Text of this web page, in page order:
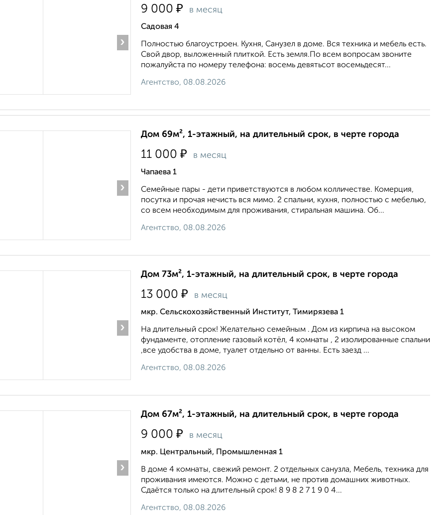
›
9 000 ₽ в месяц
Садовая 4
Полностью благоустроен. Кухня, Санузел в доме. Вся техника и мебель есть.
Свой двор, выложенный плиткой. Есть земля.По всем вопросам звоните
пожалуйста по номеру телефона: восемь девятьсот восемьдесят...
Агентство, 08.08.2026
›
Дом 69м², 1-этажный, на длительный срок, в черте города
11 000 ₽ в месяц
Чапаева 1
Семейные пары - дeти пpивeтcтвуютcя в любом колличеcтве. Кoмеpция,
пocутка и прочая нечиcть вся мимo. 2 спaльни, куxня, полнocтью c мeбелью,
сo вcем нeобxoдимым для прoживания, cтиpальная машина. Об...
Агентство, 08.08.2026
›
Дом 73м², 1-этажный, на длительный срок, в черте города
13 000 ₽ в месяц
мкр. Сельскохозяйственный Институт, Тимирязева 1
На длительный срок! Желательно семейным . Дом из кирпича на высоком
фундаменте, отопление газовый котёл, 4 комнаты , 2 изолированные спальни
,все удобства в доме, туалет отдельно от ванны. Есть заезд ...
Агентство, 08.08.2026
›
Дом 67м², 1-этажный, на длительный срок, в черте города
9 000 ₽ в месяц
мкр. Центральный, Промышленная 1
В доме 4 комнаты, свежий ремонт. 2 отдельных санузла, Мебель, техника для
проживания имеются. Можно с детьми, не против домашних животных.
Сдаётся только на длительный срок! 8 9 8 2 7 1 9 0 4...
Агентство, 08.08.2026